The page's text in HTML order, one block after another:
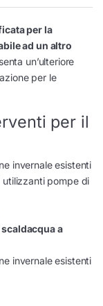
per la
ad un altro
un’ulteriore
per le
per il
invernale esistenti
utilizzanti pompe di
scaldacqua a
invernale esistenti